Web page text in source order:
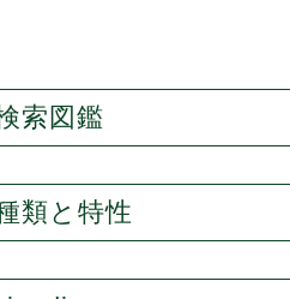
索図鑑
類と特性